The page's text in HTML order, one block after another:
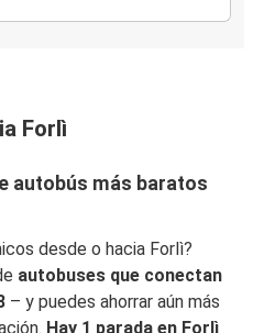
Forlì
autobús más baratos
desde o hacia Forlì?
autobuses que conectan
– y puedes ahorrar aún más
Hay 1 parada en Forlì